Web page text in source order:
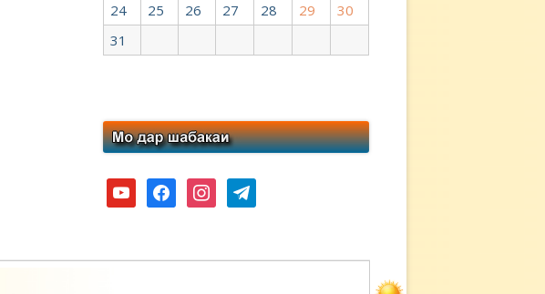
24
25 26 27 28 29
30
31
youtubefacebookinstagramtelegram